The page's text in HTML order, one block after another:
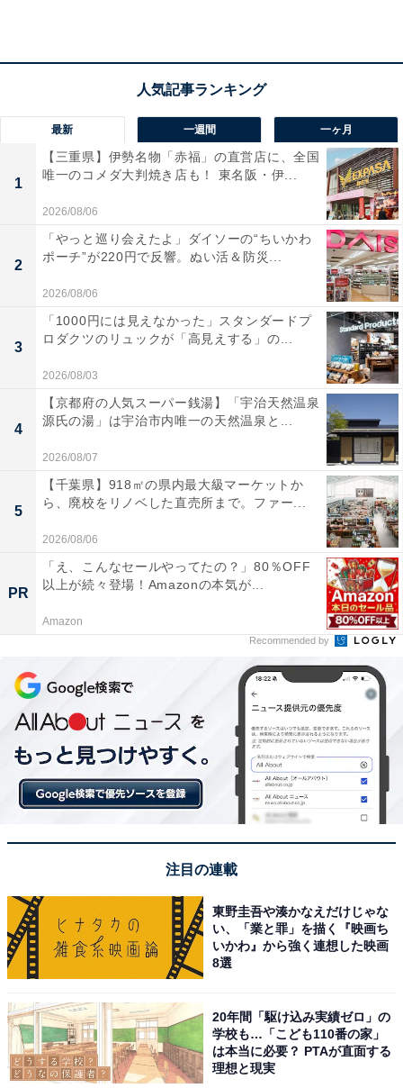
所在地：栃木県日光市鬼怒川温泉大原1388-3
都宮道路 今市I.Cより国道121号線経由で約20分
料金
大人1名（参考価格）：1万8810円
※料金は公式Webサイト参考価格
※プラン・部屋により価格は変動します
チェックイン・チェックアウト
チェックイン：15:00
チェックアウト：10:00
※プランにより時間が異なる可能性があります
【鬼怒川温泉の人気ホテル】「鬼怒川温泉 ゆ
らら 丸京」は炭の癒やしと美食が魅力
レンチと森林露天風呂が魅力
最新 一週間 一ヶ月
1
【三重県】伊勢名物「赤福」の直営店に、全国
唯一のコメダ大判焼き店も！ 東名阪・伊...
2026/08/06
2
「やっと巡り会えたよ」ダイソーの“ちいかわ
ポーチ”が220円で反響。ぬい活＆防災...
2026/08/06
3
「1000円には見えなかった」スタンダードプ
ロダクツのリュックが「高見えする」の...
2026/08/03
4
【京都府の人気スーパー銭湯】「宇治天然温泉
源氏の湯」は宇治市内唯一の天然温泉と...
2026/08/07
5
【千葉県】918㎡の県内最大級マーケットか
ら、廃校をリノベした直売所まで。ファー...
2026/08/06
PR
「え、こんなセールやってたの？」80％OFF
以上が続々登場！Amazonの本気が...
Amazon
Recommended by
注目の連載
東野圭吾や湊かなえだけじゃな
い、「業と罪」を描く『映画ち
いかわ』から強く連想した映画
8選
20年間「駆け込み実績ゼロ」の
学校も…「こども110番の家」
は本当に必要？ PTAが直面する
理想と現実